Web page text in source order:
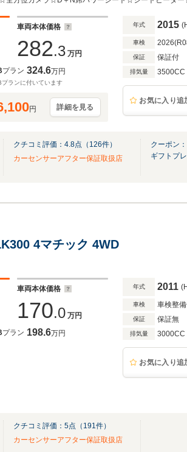
ライト ETC
車両本体価格
282.3 万円
プラン 324.6万円
ランに付いています
円 詳細を見る
年式 2015
車検
保証 保証付
排気量 3500CC
お気に入り追
クチコミ評価： 4.8点（ 126件）
カーセンサーアフター保証取扱店
クーポン
ギフトプ
4マチック 4WD
車両本体価格
170.0 万円
プラン 198.6万円
年式 2011
車検 車検整
保証 保証無
排気量 3000CC
お気に入り追
クチコミ評価： 5点（ 191件）
カーセンサーアフター保証取扱店